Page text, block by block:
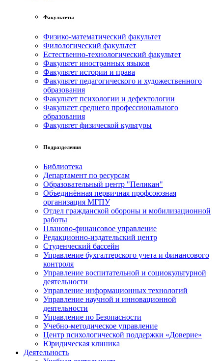
Факультеты
Физико-математический факультет
Филологический факультет
Естественно-технологический факультет
Факультет иностранных языков
Факультет истории и права
Факультет педагогического и художественного
образования
Факультет психологии и дефектологии
Факультет среднего профессионального
образования
Факультет физической культуры
Подразделения
Библиотека
Департамент по ресурсам
Образовательный центр "Пеликан"
Объединённая первичная профсоюзная
организация МГПУ
Отдел гражданской обороны и мобилизационной
работы
Планово-финансовое управление
Редакционно-издательский центр
Студенческий бассейн
Управление бухгалтерского учета и финансового
контроля
Управление воспитательной и социокультурной
деятельности
Управление информационных технологий
Управление научной и инновационной
деятельности
Управление по Безопасности
Учебно-методическое управление
Центр психологической поддержки «Доверие»
Юридическая клиника
Деятельность